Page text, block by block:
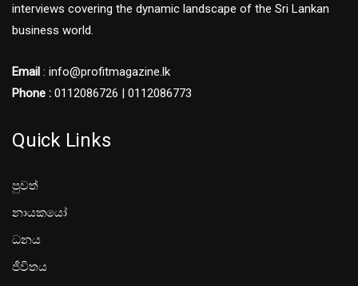
interviews covering the dynamic landscape of the Sri Lankan
business world.
Email : info@profitmagazine.lk
Phone : 0112086726 | 0112086773
Quick Links
පුවත්
නායකයෝ
ධනය
ජීවිතය